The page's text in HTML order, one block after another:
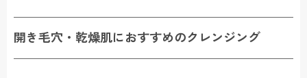
開き毛穴・乾燥肌におすすめのクレンジング